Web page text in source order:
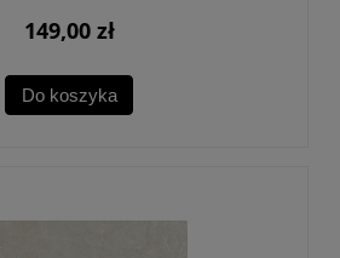
149,00 zł
Do koszyka